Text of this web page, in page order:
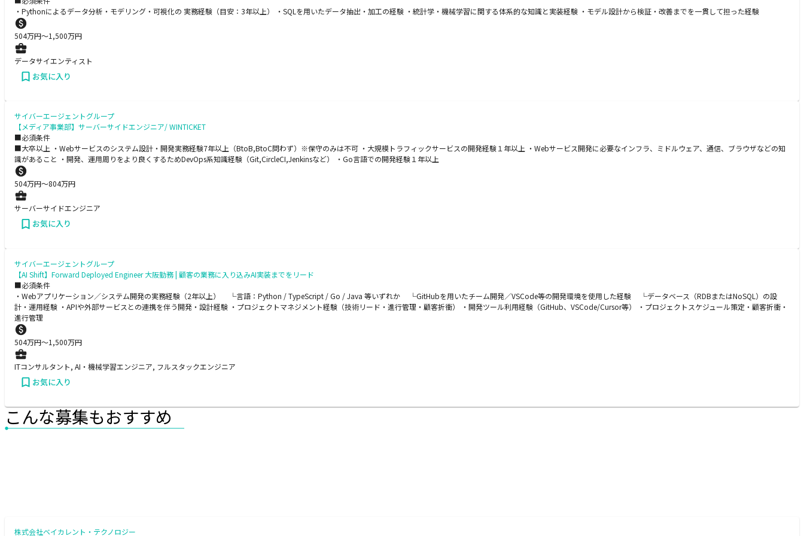
・Pythonによるデータ分析・モデリング・可視化の 実務経験（目安：3年以上） ・SQLを用いたデータ抽出・加工の経験 ・統計学・機械学習に関する体系的な知識と実装経験 ・モデル設計から検証・改善までを一貫して担った経験
504万円〜1,500万円
データサイエンティスト
お気に入り
サイバーエージェントグループ
【メディア事業部】サーバーサイドエンジニア/ WINTICKET
■必須条件
■大卒以上 ・Webサービスのシステム設計・開発実務経験7年以上（BtoB,BtoC問わず）※保守のみは不可 ・大規模トラフィックサービスの開発経験１年以上 ・Webサービス開発に必要なインフラ、ミドルウェア、通信、ブラウザなどの知
識があること ・開発、運用周りをより良くするためDevOps系知識経験（Git,CircleCI,Jenkinsなど） ・Go言語での開発経験１年以上
504万円〜804万円
サーバーサイドエンジニア
お気に入り
サイバーエージェントグループ
【AI Shift】Forward Deployed Engineer 大阪勤務 | 顧客の業務に入り込みAI実装までをリード
■必須条件
・Webアプリケーション／システム開発の実務経験（2年以上） └言語：Python / TypeScript / Go / Java 等いずれか └GitHubを用いたチーム開発／VSCode等の開発環境を使用した経験 └データベース（RDBまたはNoSQL）の設
計・運用経験 ・APIや外部サービスとの連携を伴う開発・設計経験 ・プロジェクトマネジメント経験（技術リード・進行管理・顧客折衝） ・開発ツール利用経験（GitHub、VSCode/Cursor等） ・プロジェクトスケジュール策定・顧客折衝・
進行管理
504万円〜1,500万円
ITコンサルタント, AI・機械学習エンジニア, フルスタックエンジニア
お気に入り
こんな募集もおすすめ
株式会社ベイカレント・テクノロジー